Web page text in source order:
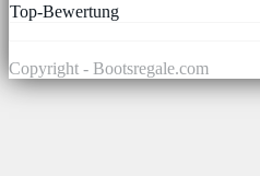
Top-Bewertung
Copyright - Bootsregale.com